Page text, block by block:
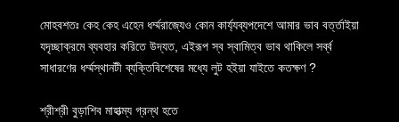
মোহবশতঃ কেহ কেহ এহেন ধর্ম্মরাজ্যেও কোন কার্য্যব্যপদেশে আমার ভাব বর্ত্তাইয়া
যদৃচ্ছাক্রমে ব্যবহার করিতে উদ্যত, এইরূপ স্ব স্বামিত্ব ভাব থাকিলে সর্ব্ব
সাধারণের ধর্ম্মস্থানটী ব্যক্তিবিশেষের মধ্যে লুট হইয়া যাইতে কতক্ষণ ?
শ্রীশ্রী বুড়াশিব মাহাত্ম্য গ্রন্থ হতে